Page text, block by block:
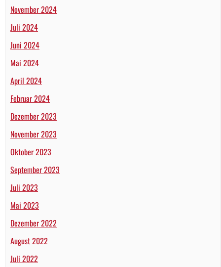
November 2024
Juli 2024
Juni 2024
Mai 2024
April 2024
Februar 2024
Dezember 2023
November 2023
Oktober 2023
September 2023
Juli 2023
Mai 2023
Dezember 2022
August 2022
Juli 2022